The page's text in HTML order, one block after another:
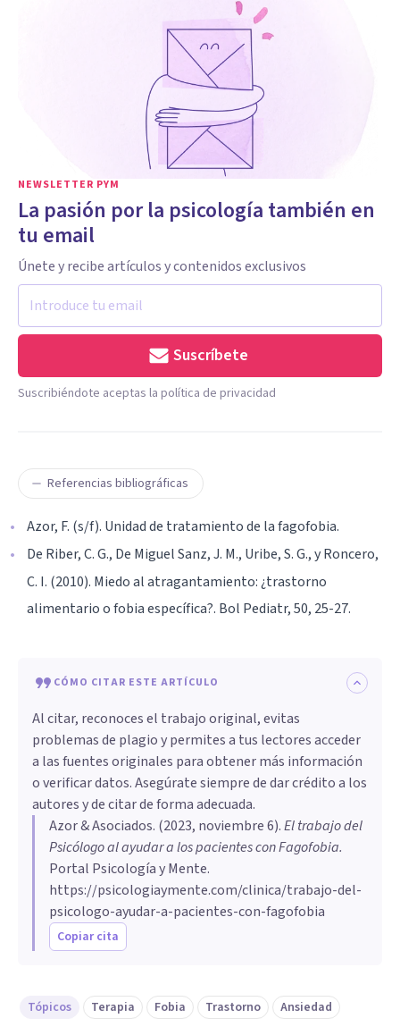
NEWSLETTER PYM
La pasión por la psicología también en
tu email
Únete y recibe artículos y contenidos exclusivos
Suscríbete
Suscribiéndote aceptas la política de privacidad
Referencias bibliográficas
Azor, F. (s/f). Unidad de tratamiento de la fagofobia.
De Riber, C. G., De Miguel Sanz, J. M., Uribe, S. G., y Roncero,
C. I. (2010). Miedo al atragantamiento: ¿trastorno
alimentario o fobia específica?. Bol Pediatr, 50, 25-27.
CÓMO CITAR ESTE ARTÍCULO
Al citar, reconoces el trabajo original, evitas
problemas de plagio y permites a tus lectores acceder
a las fuentes originales para obtener más información
o verificar datos. Asegúrate siempre de dar crédito a los
autores y de citar de forma adecuada.
Azor & Asociados. (2023, noviembre 6).El trabajo del
Psicólogo al ayudar a los pacientes con Fagofobia.
Portal Psicología y Mente.
https://psicologiaymente.com/clinica/trabajo-del-
psicologo-ayudar-a-pacientes-con-fagofobia
Copiar cita
Tópicos Terapia Fobia Trastorno Ansiedad